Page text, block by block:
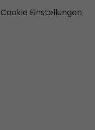
Cookie Einstellungen